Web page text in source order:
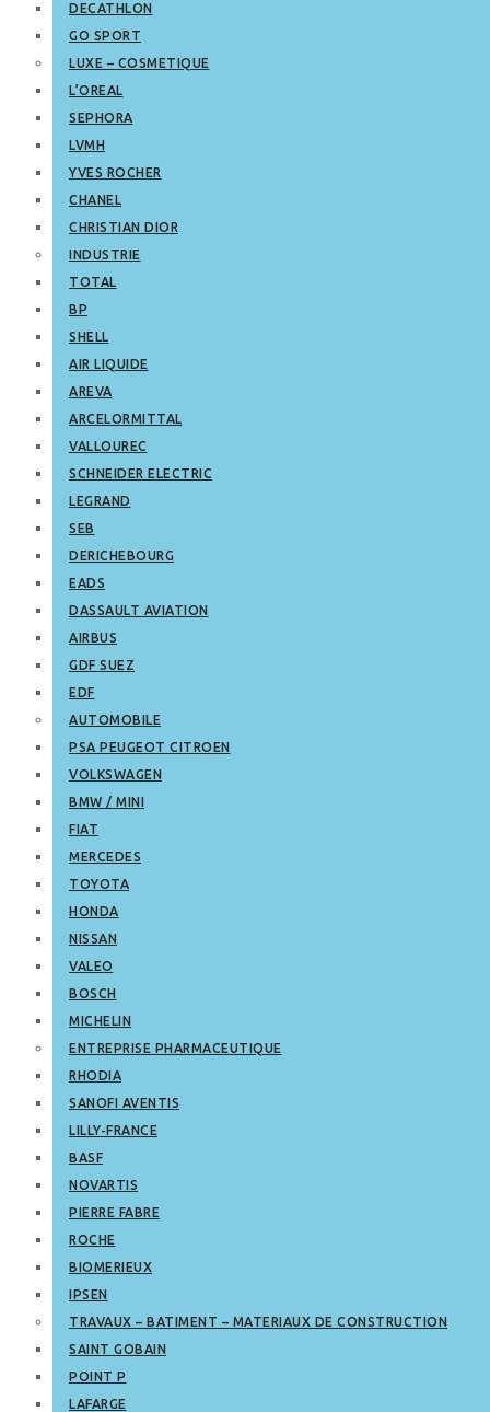
DECATHLON
GO SPORT
LUXE – COSMETIQUE
L’OREAL
SEPHORA
LVMH
YVES ROCHER
CHANEL
CHRISTIAN DIOR
INDUSTRIE
TOTAL
BP
SHELL
AIR LIQUIDE
AREVA
ARCELORMITTAL
VALLOUREC
SCHNEIDER ELECTRIC
LEGRAND
SEB
DERICHEBOURG
EADS
DASSAULT AVIATION
AIRBUS
GDF SUEZ
EDF
AUTOMOBILE
PSA PEUGEOT CITROEN
VOLKSWAGEN
BMW / MINI
FIAT
MERCEDES
TOYOTA
HONDA
NISSAN
VALEO
BOSCH
MICHELIN
ENTREPRISE PHARMACEUTIQUE
RHODIA
SANOFI AVENTIS
LILLY-FRANCE
BASF
NOVARTIS
PIERRE FABRE
ROCHE
BIOMERIEUX
IPSEN
TRAVAUX – BATIMENT – MATERIAUX DE CONSTRUCTION
SAINT GOBAIN
POINT P
LAFARGE